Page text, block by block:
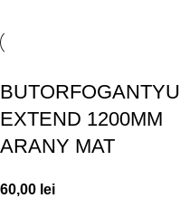
BUTORFOGANTYU
EXTEND 1200MM
ARANY MAT
60,00 lei